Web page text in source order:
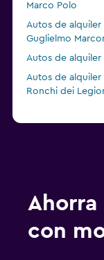
Marco Polo
Autos de
Guglielmo
Autos de alquiler
Autos de alquiler
Ronchi dei
Ahorra
con